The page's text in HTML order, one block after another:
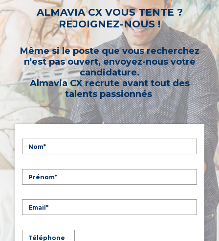
d’autres mots-clés ou à sélectionner un « métier ».
ALMAVIA CX VOUS TENTE ?
REJOIGNEZ-NOUS !
Même si le poste que vous recherchez
n'est pas ouvert, envoyez-nous votre
candidature.
Almavia CX recrute avant tout des
talents passionnés